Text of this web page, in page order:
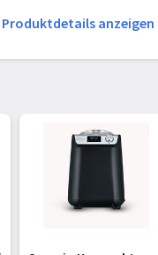
260 mm
220 mm
7,2 kg
anzeigen